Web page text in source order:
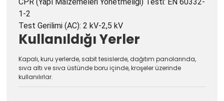
1-2
Test Gerilimi (AC): 2 kV-2,5 kV
Kullanıldığı Yerler
Kapalı, kuru yerlerde, sabit tesislerde, dağıtım panolarında,
sıva altı ve sıva üstünde boru içinde, kroşeler üzerinde
kullanılırlar.